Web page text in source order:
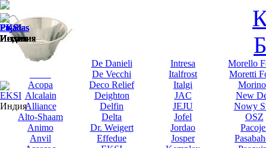
Abat
Acopa
Alcalain
Alliance
Alto-Shaam
Animo
Anvil
De Danieli
De Vecchi
Deco Relief
Deighton
Delfin
Delta
Dr. Weigert
Effedue
Intresa
Italfrost
Italgi
JAC
JEJU
Jofel
Jordao
Josper
Morello
Moretti
New
Nowy
OSZ
Cambro
США
Cambro
США
Cambro
США
Cambro
США
Cambro
США
Cambro
США
Cambro
США
Cambro
США
EKSI
Индия
EKSI
Индия
EKSI
Индия
EKSI
Индия
EKSI
Индия
EKSI
Индия
EKSI
Индия
EKSI
Индия
EKSI
Индия
EKSI
Индия
EKSI
Индия
Pujadas
Испания
Pujadas
Испания
Pujadas
Испания
Pujadas
Испания
Pujadas
Испания